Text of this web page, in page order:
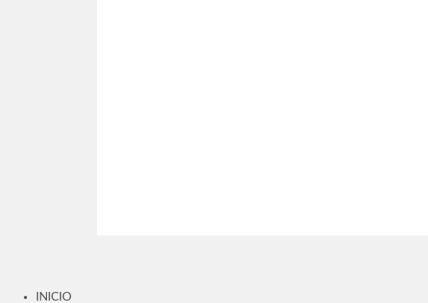
INICIO